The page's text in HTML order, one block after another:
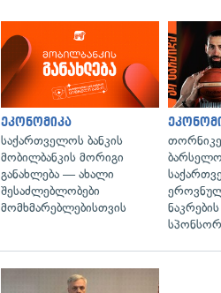
ეკონომიკა
საქართველოს ბანკის
მობილბანკის მორიგი
განახლება — ახალი
შესაძლებლობები
მომხმარებლებისთვის